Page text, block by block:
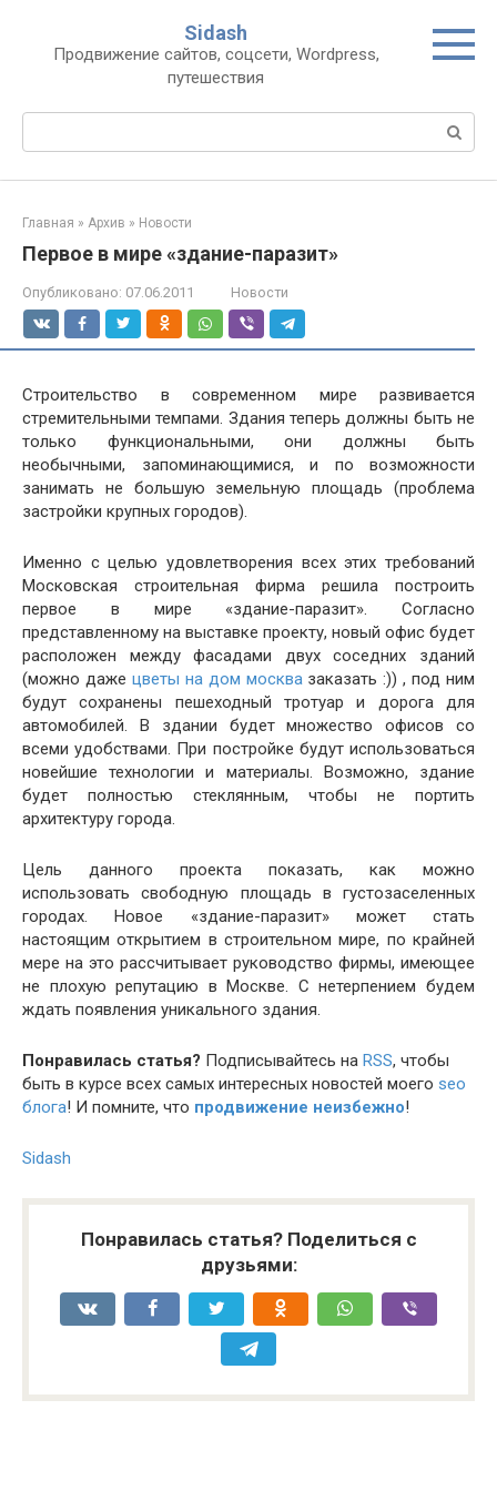
контенту
Sidash
Продвижение сайтов, соцсети, Wordpress,
путешествия
Главная » Архив » Новости
Первое в мире «здание-паразит»
Опубликовано: 07.06.2011 Новости
Строительство в современном мире развивается
стремительными темпами. Здания теперь должны быть не
только функциональными, они должны быть
необычными, запоминающимися, и по возможности
занимать не большую земельную площадь (проблема
застройки крупных городов).
Именно с целью удовлетворения всех этих требований
Московская строительная фирма решила построить
первое в мире «здание-паразит». Согласно
представленному на выставке проекту, новый офис будет
расположен между фасадами двух соседних зданий
(можно даже цветы на дом москвазаказать :)) , под ним
будут сохранены пешеходный тротуар и дорога для
автомобилей. В здании будет множество офисов со
всеми удобствами. При постройке будут использоваться
новейшие технологии и материалы. Возможно, здание
будет полностью стеклянным, чтобы не портить
архитектуру города.
Цель данного проекта показать, как можно
использовать свободную площадь в густозаселенных
городах. Новое «здание-паразит» может стать
настоящим открытием в строительном мире, по крайней
мере на это рассчитывает руководство фирмы, имеющее
не плохую репутацию в Москве. С нетерпением будем
ждать появления уникального здания.
Понравилась статья? Подписывайтесь на RSS, чтобы
быть в курсе всех самых интересных новостей моего seo
блога! И помните, что продвижение неизбежно!
Sidash
Понравилась статья? Поделиться с
друзьями: